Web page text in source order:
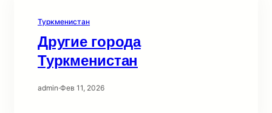
Туркменистан
Другие города
Туркменистан
admin·Фев 11, 2026